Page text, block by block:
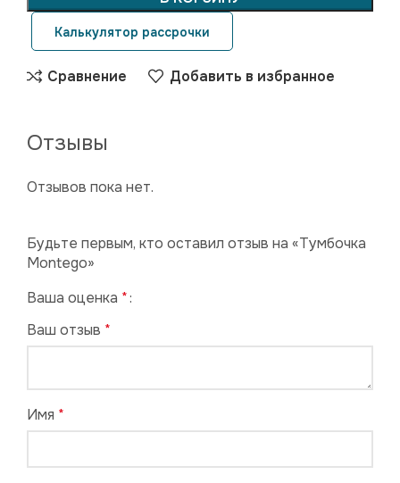
Калькулятор рассрочки
Сравнение Добавить в избранное
Отзывы
Отзывов пока нет.
Будьте первым, кто оставил отзыв на «Тумбочка
Montego»
Ваша оценка *
Ваш отзыв *
Имя *